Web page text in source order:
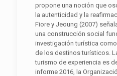
propone una noción que
la autenticidad y la
Fiore y Jeoung (2007)
una construcción social
investigación turística
de los destinos turísticos.
turismo de experiencia es
informe 2016, la